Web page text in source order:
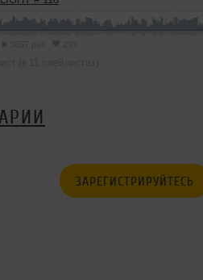
ЗАРЕГИСТРИРУЙТЕСЬ